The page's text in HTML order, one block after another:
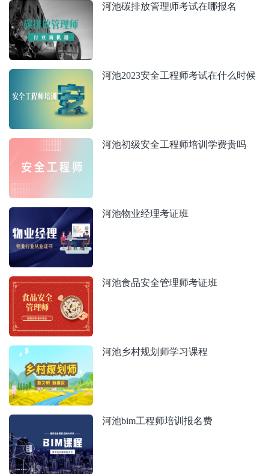
河池碳排放管理师考试在哪报名
河池2023安全工程师考试在什么时候
河池初级安全工程师培训学费贵吗
河池物业经理考证班
河池食品安全管理师考证班
河池乡村规划师学习课程
河池bim工程师培训报名费